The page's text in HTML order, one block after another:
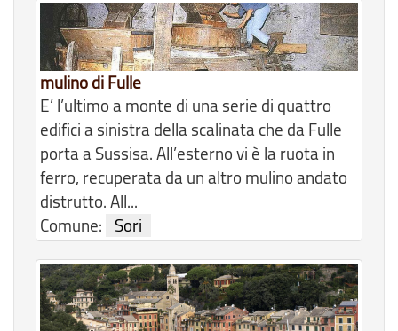
mulino di Fulle
E’ l’ultimo a monte di una serie di quattro
edifici a sinistra della scalinata che da Fulle
porta a Sussisa. All’esterno vi è la ruota in
ferro, recuperata da un altro mulino andato
distrutto. All...
Comune:
Sori